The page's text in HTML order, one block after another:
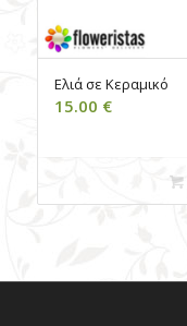
Ελιά σε Κεραμικό
15.00 €